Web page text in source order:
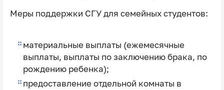
Меры поддержки СГУ для семейных студентов:
материальные выплаты (ежемесячные
выплаты, выплаты по заключению брака, по
рождению ребенка);
предоставление отдельной комнаты в